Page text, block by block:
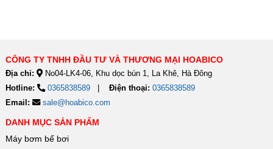
CÔNG TY TNHH ĐẦU TƯ VÀ THƯƠNG MẠI HOABICO
Địa chỉ:
No04-LK4-06, Khu dọc bún 1, La Khê, Hà Đông
Hotline:
0365838589 Điện thoại: 0365838589
Email:
sale@hoabico.com
DANH MỤC SẢN PHẨM
Máy bơm bể bơi